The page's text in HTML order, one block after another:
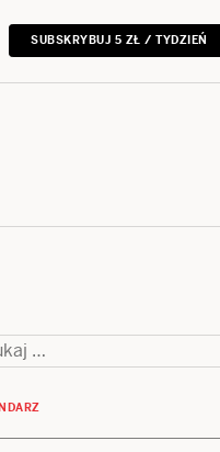
SUBSKRYBUJ 5 ZŁ / TYDZIEŃ